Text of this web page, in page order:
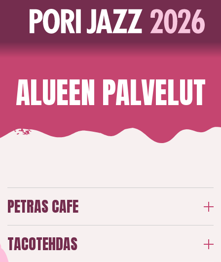
ALUEEN PALVELUT
PETRAS CAFE
TACOTEHDAS